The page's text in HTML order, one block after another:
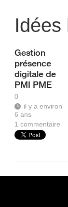
Idées
Gestion
présence
digitale de
PMI PME
0
il y a environ
6 ans
1 commentaire